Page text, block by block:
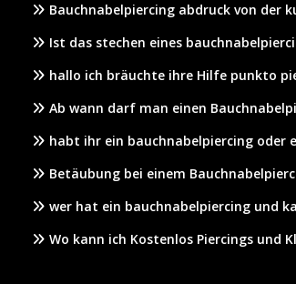
Bauchnabelpiercing abdruck von der
Ist das stechen eines
hallo ich bräuchte ihre Hilfe punkto
Ab wann darf man einen
habt ihr ein bauchnabelpiercing oder
Betäubung bei einem
wer hat ein bauchnabelpiercing und
Wo kann ich Kostenlos Piercings und